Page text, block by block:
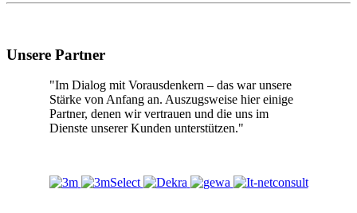
Unsere Partner
"Im Dialog mit Vorausdenkern – das war unsere
Stärke von Anfang an. Auszugsweise hier einige
Partner, denen wir vertrauen und die uns im
Dienste unserer Kunden unterstützen."